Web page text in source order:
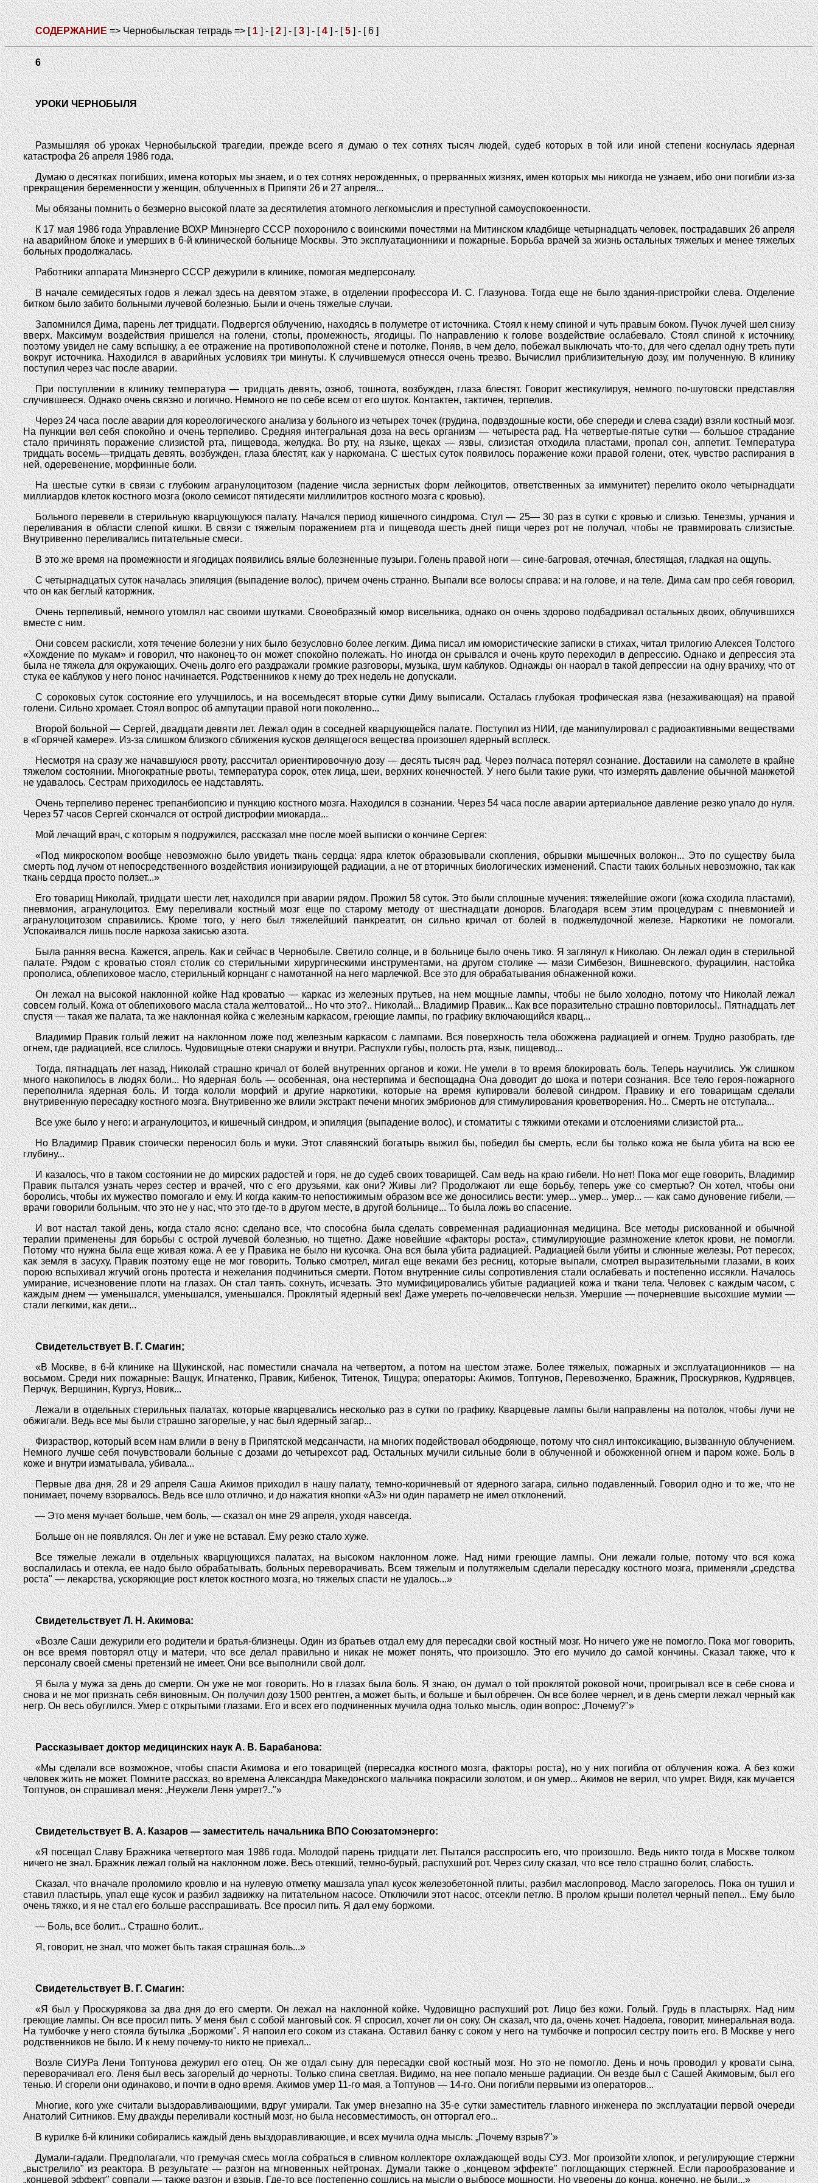
СОДЕРЖАНИЕ=> Чернобыльская тетрадь => [1] - [2] - [3] - [4] - [5] - [ 6 ]
6
УРОКИ ЧЕРНОБЫЛЯ
Размышляя об уроках Чернобыльской трагедии, прежде всего я думаю о тех сотнях тысяч людей, судеб которых в той или иной степени коснулась ядерная
катастрофа 26 апреля 1986 года.
Думаю о десятках погибших, имена которых мы знаем, и о тех сотнях нерожденных, о прерванных жизнях, имен которых мы никогда не узнаем, ибо они погибли из-за
прекращения беременности у женщин, облученных в Припяти 26 и 27 апреля...
Мы обязаны помнить о безмерно высокой плате за десятилетия атомного легкомыслия и преступной самоуспокоенности.
К 17 мая 1986 года Управление ВОХР Минэнерго СССР похоронило с воинскими почестями на Митинском кладбище четырнадцать человек, пострадавших 26 апреля
на аварийном блоке и умерших в 6-й клинической больнице Москвы. Это эксплуатационники и пожарные. Борьба врачей за жизнь остальных тяжелых и менее тяжелых
больных продолжалась.
Работники аппарата Минэнерго СССР дежурили в клинике, помогая медперсоналу.
В начале семидесятых годов я лежал здесь на девятом этаже, в отделении профессора И. С. Глазунова. Тогда еще не было здания-пристройки слева. Отделение
битком было забито больными лучевой болезнью. Были и очень тяжелые случаи.
Запомнился Дима, парень лет тридцати. Подвергся облучению, находясь в полуметре от источника. Стоял к нему спиной и чуть правым боком. Пучок лучей шел снизу
вверх. Максимум воздействия пришелся на голени, стопы, промежность, ягодицы. По направлению к голове воздействие ослабевало. Стоял спиной к источнику,
поэтому увидел не саму вспышку, а ее отражение на противоположной стене и потолке. Поняв, в чем дело, побежал выключать что-то, для чего сделал одну треть пути
вокруг источника. Находился в аварийных условиях три минуты. К случившемуся отнесся очень трезво. Вычислил приблизительную дозу, им полученную. В клинику
поступил через час после аварии.
При поступлении в клинику температура — тридцать девять, озноб, тошнота, возбужден, глаза блестят. Говорит жестикулируя, немного по-шутовски представляя
случившееся. Однако очень связно и логично. Немного не по себе всем от его шуток. Контактен, тактичен, терпелив.
Через 24 часа после аварии для кореологического анализа у больного из четырех точек (грудина, подвздошные кости, обе спереди и слева сзади) взяли костный мозг.
На пункции вел себя спокойно и очень терпеливо. Средняя интегральная доза на весь организм — четыреста рад. На четвертые-пятые сутки — большое страдание
стало причинять поражение слизистой рта, пищевода, желудка. Во рту, на языке, щеках — язвы, слизистая отходила пластами, пропал сон, аппетит. Температура
тридцать восемь—тридцать девять, возбужден, глаза блестят, как у наркомана. С шестых суток появилось поражение кожи правой голени, отек, чувство распирания в
ней, одеревенение, морфинные боли.
На шестые сутки в связи с глубоким агранулоцитозом (падение числа зернистых форм лейкоцитов, ответственных за иммунитет) перелито около четырнадцати
миллиардов клеток костного мозга (около семисот пятидесяти миллилитров костного мозга с кровью).
Больного перевели в стерильную кварцующуюся палату. Начался период кишечного синдрома. Стул — 25— 30 раз в сутки с кровью и слизью. Тенезмы, урчания и
переливания в области слепой кишки. В связи с тяжелым поражением рта и пищевода шесть дней пищи через рот не получал, чтобы не травмировать слизистые.
Внутривенно переливались питательные смеси.
В это же время на промежности и ягодицах появились вялые болезненные пузыри. Голень правой ноги — сине-багровая, отечная, блестящая, гладкая на ощупь.
С четырнадцатых суток началась эпиляция (выпадение волос), причем очень странно. Выпали все волосы справа: и на голове, и на теле. Дима сам про себя говорил,
что он как беглый каторжник.
Очень терпеливый, немного утомлял нас своими шутками. Своеобразный юмор висельника, однако он очень здорово подбадривал остальных двоих, облучившихся
вместе с ним.
Они совсем раскисли, хотя течение болезни у них было безусловно более легким. Дима писал им юмористические записки в стихах, читал трилогию Алексея Толстого
«Хождение по мукам» и говорил, что наконец-то он может спокойно полежать. Но иногда он срывался и очень круто переходил в депрессию. Однако и депрессия эта
была не тяжела для окружающих. Очень долго его раздражали громкие разговоры, музыка, шум каблуков. Однажды он наорал в такой депрессии на одну врачиху, что от
стука ее каблуков у него понос начинается. Родственников к нему до трех недель не допускали.
С сороковых суток состояние его улучшилось, и на восемьдесят вторые сутки Диму выписали. Осталась глубокая трофическая язва (незаживающая) на правой
голени. Сильно хромает. Стоял вопрос об ампутации правой ноги поколенно...
Второй больной — Сергей, двадцати девяти лет. Лежал один в соседней кварцующейся палате. Поступил из НИИ, где манипулировал с радиоактивными веществами
в «Горячей камере». Из-за слишком близкого сближения кусков делящегося вещества произошел ядерный всплеск.
Несмотря на сразу же начавшуюся рвоту, рассчитал ориентировочную дозу — десять тысяч рад. Через полчаса потерял сознание. Доставили на самолете в крайне
тяжелом состоянии. Многократные рвоты, температура сорок, отек лица, шеи, верхних конечностей. У него были такие руки, что измерять давление обычной манжетой
не удавалось. Сестрам приходилось ее надставлять.
Очень терпеливо перенес трепанбиопсию и пункцию костного мозга. Находился в сознании. Через 54 часа после аварии артериальное давление резко упало до нуля.
Через 57 часов Сергей скончался от острой дистрофии миокарда...
Мой лечащий врач, с которым я подружился, рассказал мне после моей выписки о кончине Сергея:
«Под микроскопом вообще невозможно было увидеть ткань сердца: ядра клеток образовывали скопления, обрывки мышечных волокон... Это по существу была
смерть под лучом от непосредственного воздействия ионизирующей радиации, а не от вторичных биологических изменений. Спасти таких больных невозможно, так как
ткань сердца просто ползет...»
Его товарищ Николай, тридцати шести лет, находился при аварии рядом. Прожил 58 суток. Это были сплошные мучения: тяжелейшие ожоги (кожа сходила пластами),
пневмония, агранулоцитоз. Ему переливали костный мозг еще по старому методу от шестнадцати доноров. Благодаря всем этим процедурам с пневмонией и
агранулоцитозом справились. Кроме того, у него был тяжелейший панкреатит, он сильно кричал от болей в поджелудочной железе. Наркотики не помогали.
Успокаивался лишь после наркоза закисью азота.
Была ранняя весна. Кажется, апрель. Как и сейчас в Чернобыле. Светило солнце, и в больнице было очень тико. Я заглянул к Николаю. Он лежал один в стерильной
палате. Рядом с кроватью стоял столик со стерильными хирургическими инструментами, на другом столике — мази Симбезон, Вишневского, фурацилин, настойка
прополиса, облепиховое масло, стерильный корнцанг с намотанной на него марлечкой. Все это для обрабатывания обнаженной кожи.
Он лежал на высокой наклонной койке Над кроватью — каркас из железных прутьев, на нем мощные лампы, чтобы не было холодно, потому что Николай лежал
совсем голый. Кожа от облепихового масла стала желтоватой... Но что это?.. Николай... Владимир Правик... Как все поразительно страшно повторилось!.. Пятнадцать лет
спустя — такая же палата, та же наклонная койка с железным каркасом, греющие лампы, по графику включающийся кварц...
Владимир Правик голый лежит на наклонном ложе под железным каркасом с лампами. Вся поверхность тела обожжена радиацией и огнем. Трудно разобрать, где
огнем, где радиацией, все слилось. Чудовищные отеки снаружи и внутри. Распухли губы, полость рта, язык, пищевод...
Тогда, пятнадцать лет назад, Николай страшно кричал от болей внутренних органов и кожи. Не умели в то время блокировать боль. Теперь научились. Уж слишком
много накопилось в людях боли... Но ядерная боль — особенная, она нестерпима и беспощадна Она доводит до шока и потери сознания. Все тело героя-пожарного
переполнила ядерная боль. И тогда кололи морфий и другие наркотики, которые на время купировали болевой синдром. Правику и его товарищам сделали
внутривенную пересадку костного мозга. Внутривенно же влили экстракт печени многих эмбрионов для стимулирования кроветворения. Но... Смерть не отступала...
Все уже было у него: и агранулоцитоз, и кишечный синдром, и эпиляция (выпадение волос), и стоматиты с тяжкими отеками и отслоениями слизистой рта...
Но Владимир Правик стоически переносил боль и муки. Этот славянский богатырь выжил бы, победил бы смерть, если бы только кожа не была убита на всю ее
глубину...
И казалось, что в таком состоянии не до мирских радостей и горя, не до судеб своих товарищей. Сам ведь на краю гибели. Но нет! Пока мог еще говорить, Владимир
Правик пытался узнать через сестер и врачей, что с его друзьями, как они? Живы ли? Продолжают ли еще борьбу, теперь уже со смертью? Он хотел, чтобы они
боролись, чтобы их мужество помогало и ему. И когда каким-то непостижимым образом все же доносились вести: умер... умер... умер... — как само дуновение гибели, —
врачи говорили больным, что это не у нас, что это где-то в другом месте, в другой больнице... То была ложь во спасение.
И вот настал такой день, когда стало ясно: сделано все, что способна была сделать современная радиационная медицина. Все методы рискованной и обычной
терапии применены для борьбы с острой лучевой болезнью, но тщетно. Даже новейшие «факторы роста», стимулирующие размножение клеток крови, не помогли.
Потому что нужна была еще живая кожа. А ее у Правика не было ни кусочка. Она вся была убита радиацией. Радиацией были убиты и слюнные железы. Рот пересох,
как земля в засуху. Правик поэтому еще не мог говорить. Только смотрел, мигал еще веками без ресниц, которые выпали, смотрел выразительными глазами, в коих
порою вспыхивал жгучий огонь протеста и нежелания подчиниться смерти. Потом внутренние силы сопротивления стали ослабевать и постепенно иссякли. Началось
умирание, исчезновение плоти на глазах. Он стал таять. сохнуть, исчезать. Это мумифицировались убитые радиацией кожа и ткани тела. Человек с каждым часом, с
каждым днем — уменьшался, уменьшался, уменьшался. Проклятый ядерный век! Даже умереть по-человечески нельзя. Умершие — почерневшие высохшие мумии —
стали легкими, как дети...
Свидетельствует В. Г. Смагин;
«В Москве, в 6-й клинике на Щукинской, нас поместили сначала на четвертом, а потом на шестом этаже. Более тяжелых, пожарных и эксплуатационников — на
восьмом. Среди них пожарные: Ващук, Игнатенко, Правик, Кибенок, Титенок, Тищура; операторы: Акимов, Топтунов, Перевозченко, Бражник, Проскуряков, Кудрявцев,
Перчук, Вершинин, Кургуз, Новик...
Лежали в отдельных стерильных палатах, которые кварцевались несколько раз в сутки по графику. Кварцевые лампы были направлены на потолок, чтобы лучи не
обжигали. Ведь все мы были страшно загорелые, у нас был ядерный загар...
Физраствор, который всем нам влили в вену в Припятской медсанчасти, на многих подействовал ободряюще, потому что снял интоксикацию, вызванную облучением.
Немного лучше себя почувствовали больные с дозами до четырехсот рад. Остальных мучили сильные боли в облученной и обожженной огнем и паром коже. Боль в
коже и внутри изматывала, убивала...
Первые два дня, 28 и 29 апреля Саша Акимов приходил в нашу палату, темно-коричневый от ядерного загара, сильно подавленный. Говорил одно и то же, что не
понимает, почему взорвалось. Ведь все шло отлично, и до нажатия кнопки «АЗ» ни один параметр не имел отклонений.
— Это меня мучает больше, чем боль, — сказал он мне 29 апреля, уходя навсегда.
Больше он не появлялся. Он лег и уже не вставал. Ему резко стало хуже.
Все тяжелые лежали в отдельных кварцующихся палатах, на высоком наклонном ложе. Над ними греющие лампы. Они лежали голые, потому что вся кожа
воспалилась и отекла, ее надо было обрабатывать, больных переворачивать. Всем тяжелым и полутяжелым сделали пересадку костного мозга, применяли „средства
роста" — лекарства, ускоряющие рост клеток костного мозга, но тяжелых спасти не удалось...»
Свидетельствует Л. Н. Акимова:
«Возле Саши дежурили его родители и братья-близнецы. Один из братьев отдал ему для пересадки свой костный мозг. Но ничего уже не помогло. Пока мог говорить,
он все время повторял отцу и матери, что все делал правильно и никак не может понять, что произошло. Это его мучило до самой кончины. Сказал также, что к
персоналу своей смены претензий не имеет. Они все выполнили свой долг.
Я была у мужа за день до смерти. Он уже не мог говорить. Но в глазах была боль. Я знаю, он думал о той проклятой роковой ночи, проигрывал все в себе снова и
снова и не мог признать себя виновным. Он получил дозу 1500 рентген, а может быть, и больше и был обречен. Он все более чернел, и в день смерти лежал черный как
негр. Он весь обуглился. Умер с открытыми глазами. Его и всех его подчиненных мучила одна только мысль, один вопрос: „Почему?"»
Рассказывает доктор медицинских наук А. В. Барабанова:
«Мы сделали все возможное, чтобы спасти Акимова и его товарищей (пересадка костного мозга, факторы роста), но у них погибла от облучения кожа. А без кожи
человек жить не может. Помните рассказ, во времена Александра Македонского мальчика покрасили золотом, и он умер... Акимов не верил, что умрет. Видя, как мучается
Топтунов, он спрашивал меня: „Неужели Леня умрет?.."»
Свидетельствует В. А. Казаров — заместитель начальника ВПО Союзатомэнерго:
«Я посещал Славу Бражника четвертого мая 1986 года. Молодой парень тридцати лет. Пытался расспросить его, что произошло. Ведь никто тогда в Москве толком
ничего не знал. Бражник лежал голый на наклонном ложе. Весь отекший, темно-бурый, распухший рот. Через силу сказал, что все тело страшно болит, слабость.
Сказал, что вначале проломило кровлю и на нулевую отметку машзала упал кусок железобетонной плиты, разбил маслопровод. Масло загорелось. Пока он тушил и
ставил пластырь, упал еще кусок и разбил задвижку на питательном насосе. Отключили этот насос, отсекли петлю. В пролом крыши полетел черный пепел... Ему было
очень тяжко, и я не стал его больше расспрашивать. Все просил пить. Я дал ему боржоми.
— Боль, все болит... Страшно болит...
Я, говорит, не знал, что может быть такая страшная боль...»
Свидетельствует В. Г. Смагин:
«Я был у Проскурякова за два дня до его смерти. Он лежал на наклонной койке. Чудовищно распухший рот. Лицо без кожи. Голый. Грудь в пластырях. Над ним
греющие лампы. Он все просил пить. У меня был с собой манговый сок. Я спросил, хочет ли он соку. Он сказал, что да, очень хочет. Надоела, говорит, минеральная вода.
На тумбочке у него стояла бутылка „Боржоми". Я напоил его соком из стакана. Оставил банку с соком у него на тумбочке и попросил сестру поить его. В Москве у него
родственников не было. И к нему почему-то никто не приехал...
Возле СИУРа Лени Топтунова дежурил его отец. Он же отдал сыну для пересадки свой костный мозг. Но это не помогло. День и ночь проводил у кровати сына,
переворачивал его. Леня был весь загорелый до черноты. Только спина светлая. Видимо, на нее попало меньше радиации. Он везде был с Сашей Акимовым, был его
тенью. И сгорели они одинаково, и почти в одно время. Акимов умер 11-го мая, а Топтунов — 14-го. Они погибли первыми из операторов...
Многие, кого уже считали выздоравливающими, вдруг умирали. Так умер внезапно на 35-е сутки заместитель главного инженера по эксплуатации первой очереди
Анатолий Ситников. Ему дважды переливали костный мозг, но была несовместимость, он отторгал его...
В курилке 6-й клиники собирались каждый день выздоравливающие, и всех мучила одна мысль: „Почему взрыв?"»
Думали-гадали. Предполагали, что гремучая смесь могла собраться в сливном коллекторе охлаждающей воды СУЗ. Мог произойти хлопок, и регулирующие стержни
„выстрелило" из реактора. В результате — разгон на мгновенных нейтронах. Думали также о „концевом эффекте" поглощающих стержней. Если парообразование и
„концевой эффект" совпали — также разгон и взрыв. Где-то все постепенно сошлись на мысли о выбросе мощности. Но уверены до конца, конечно, не были...»